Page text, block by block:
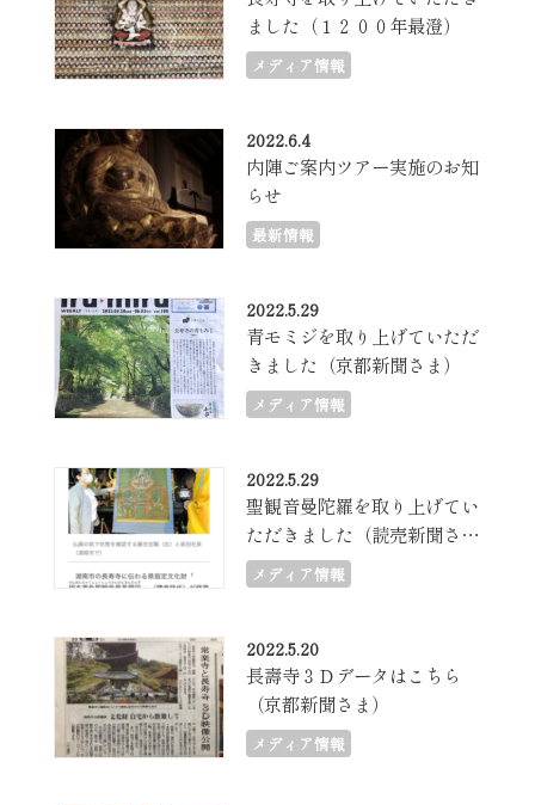
ました（１２００年最澄）
メディア情報
2022.6.4
内陣ご案内ツアー実施のお知
らせ
最新情報
2022.5.29
青モミジを取り上げていただ
きました（京都新聞さま）
メディア情報
2022.5.29
聖観音曼陀羅を取り上げてい
ただきました（読売新聞さ
ま）
メディア情報
2022.5.20
長壽寺３Ｄデータはこちら
（京都新聞さま）
メディア情報